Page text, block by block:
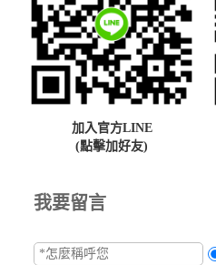
加入官方LINE
(點擊加好友)
我要留言